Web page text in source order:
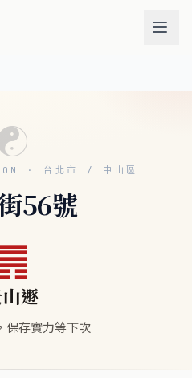
· 台北市 / 中山區
56號
遯
保存實力等下次